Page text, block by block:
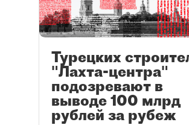
Турецких
"Лахта-центра"
подозревают в
выводе 100 млрд
рублей за рубеж